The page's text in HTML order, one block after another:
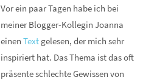
Vor ein paar Tagen habe ich bei
meiner Blogger-Kollegin Joanna
einenText gelesen, der mich sehr
inspiriert hat. Das Thema ist das oft
präsente schlechte Gewissen von